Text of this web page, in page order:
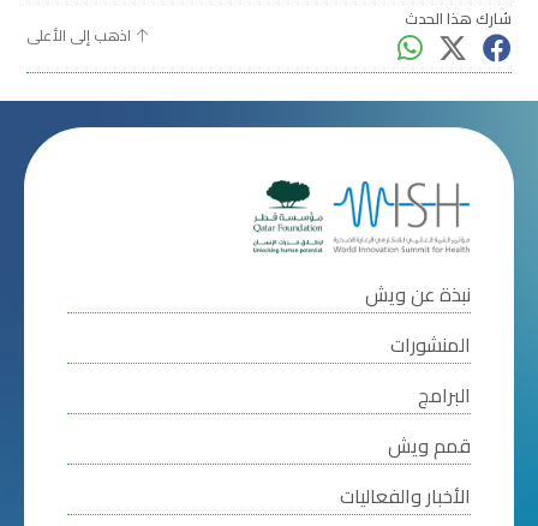
شارك هذا الحدث
اذهب إلى الأعلى
نبذة عن ويش
المنشورات
البرامج
قمم ويش
الأخبار والفعاليات